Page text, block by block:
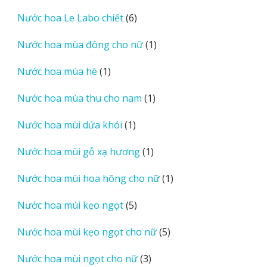
Nước hoa Le Labo chiết 66
phẩm
Nước hoa mùa đông cho nữ 11
Nước hoa mùa hè 11
phẩm
Nước hoa mùa thu cho nam 11
Nước hoa mùi dứa khói 11
phẩm
Nước hoa mùi gỗ xạ hương 11
phẩm
Nước hoa mùi hoa hông cho nữ 11
Nước hoa mùi kẹo ngọt 55
phẩm
Nước hoa mùi kẹo ngọt cho nữ 55
Nước hoa mùi ngọt cho nữ 33